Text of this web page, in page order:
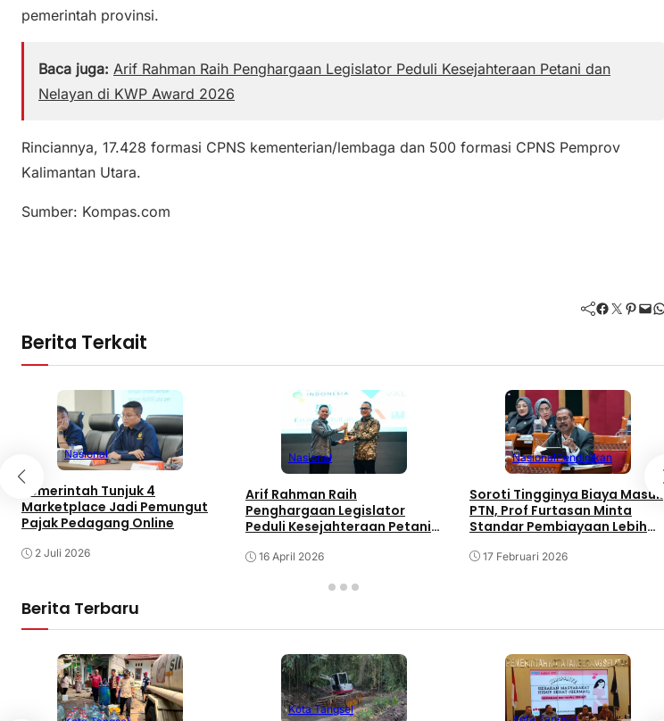
pemerintah provinsi.
Baca juga: Arif Rahman Raih Penghargaan Legislator Peduli Kesejahteraan Petani dan
Nelayan di KWP Award 2026
Rinciannya, 17.428 formasi CPNS kementerian/lembaga dan 500 formasi CPNS Pemprov
Kalimantan Utara.
Sumber: Kompas.com
Facebook Twitter Pinterest Mail WhatsApp
Berita Terkait
Nasional
Pemerintah Tunjuk 4
Marketplace Jadi Pemungut
Pajak Pedagang Online
2 Juli 2026
Nasional
Arif Rahman Raih
Penghargaan Legislator
Peduli Kesejahteraan Petani
2026
16 April 2026
NasionalPendidikan
Soroti Tingginya Biaya Masuk
PTN, Prof Furtasan Minta
Standar Pembiayaan Lebih
17 Februari 2026
Berita Terbaru
Kota Tangsel